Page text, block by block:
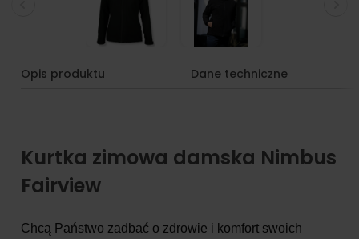
Opis produktu Dane techniczne
Kurtka zimowa damska Nimbus
Fairview
Chcą Państwo zadbać o zdrowie i komfort swoich